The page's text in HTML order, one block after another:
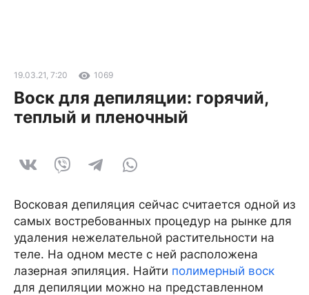
19.03.21, 7:20 1069
Воск для депиляции: горячий,
теплый и пленочный
Восковая депиляция сейчас считается одной из
самых востребованных процедур на рынке для
удаления нежелательной растительности на
теле. На одном месте с ней расположена
лазерная эпиляция. Найти полимерный воск
для депиляции можно на представленном